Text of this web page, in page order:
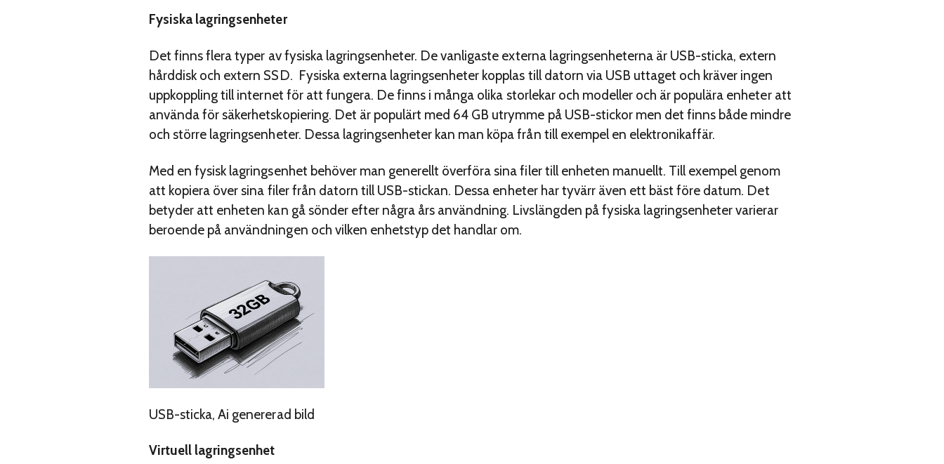
Fysiska lagringsenheter
Det finns flera typer av fysiska lagringsenheter. De vanligaste externa lagringsenheterna är USB-sticka, extern
hårddisk och extern SSD. Fysiska externa lagringsenheter kopplas till datorn via USB uttaget och kräver ingen
uppkoppling till internet för att fungera. De finns i många olika storlekar och modeller och är populära enheter att
använda för säkerhetskopiering. Det är populärt med 64 GB utrymme på USB-stickor men det finns både mindre
och större lagringsenheter. Dessa lagringsenheter kan man köpa från till exempel en elektronikaffär.
Med en fysisk lagringsenhet behöver man generellt överföra sina filer till enheten manuellt. Till exempel genom
att kopiera över sina filer från datorn till USB-stickan. Dessa enheter har tyvärr även ett bäst före datum. Det
betyder att enheten kan gå sönder efter några års användning. Livslängden på fysiska lagringsenheter varierar
beroende på användningen och vilken enhetstyp det handlar om.
USB-sticka, Ai genererad bild
Virtuell lagringsenhet